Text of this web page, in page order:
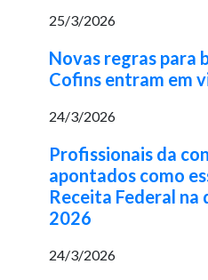
25/3/2026
Novas regras para
Cofins entram em
24/3/2026
Profissionais da
apontados como
Receita Federal na
2026
24/3/2026